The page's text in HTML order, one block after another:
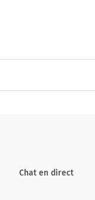
Chat en direct